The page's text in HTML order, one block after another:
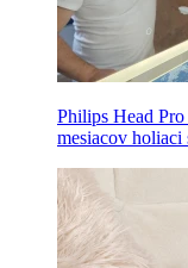
Philips Head
mesiacov holiaci